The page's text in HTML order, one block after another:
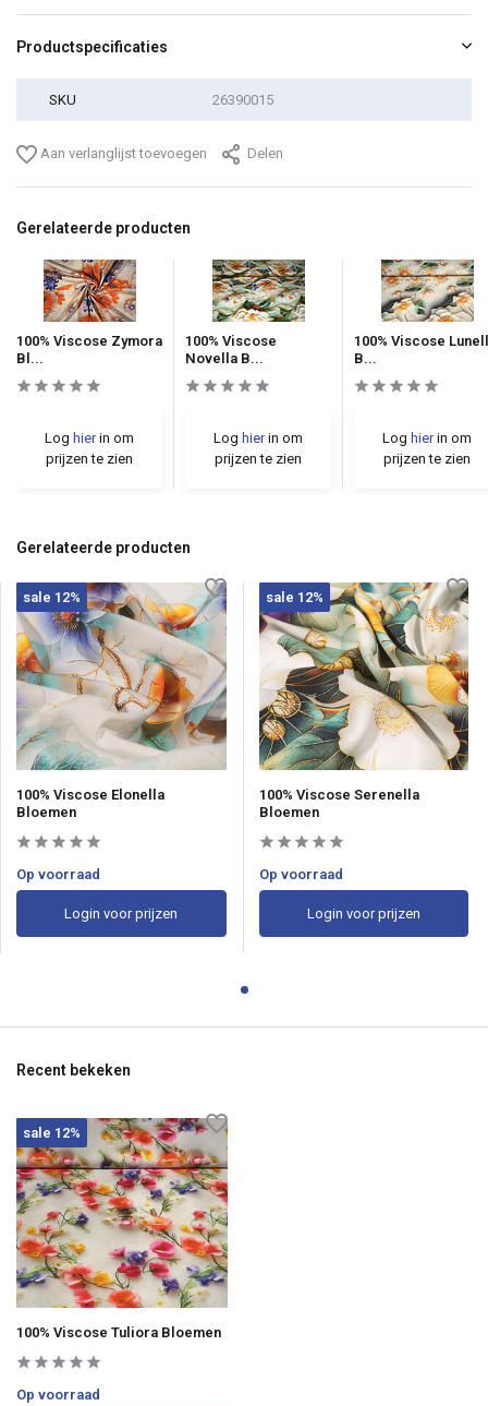
Productspecificaties
SKU 26390015
Aan verlanglijst toevoegen Delen
Gerelateerde producten
100% Viscose Zymora
Bl...
Log hierin om
prijzen te zien
100% Viscose
Novella B...
Log hierin om
prijzen te zien
100% Viscose
B...
Log hierin om
prijzen te zien
Gerelateerde producten
sale 12%
100% Viscose Elonella
Bloemen
Op voorraad
Login voor prijzen
sale 12%
100% Viscose Serenella
Bloemen
Op voorraad
Login voor prijzen
Recent bekeken
sale 12%
100% Viscose Tuliora Bloemen
Op voorraad